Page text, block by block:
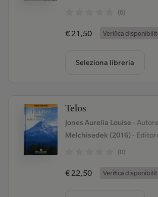
(0)
€ 21,50 Verifica
Seleziona libreria
Telos
Jones Aurelia Louise - Autore
Melchisedek (2016)-
(0)
€ 22,50 Verifica